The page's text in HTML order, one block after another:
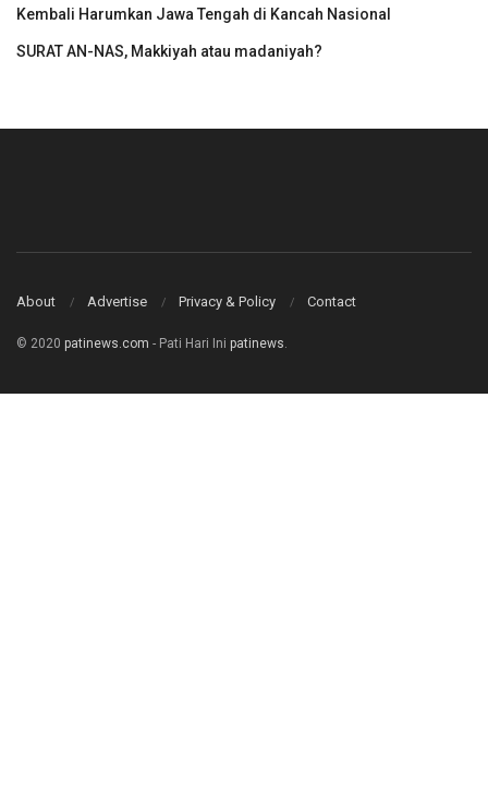
Kembali Harumkan Jawa Tengah di Kancah Nasional
SURAT AN-NAS, Makkiyah atau madaniyah?
About Advertise Privacy & Policy Contact
© 2020 patinews.com - Pati Hari Ini patinews.